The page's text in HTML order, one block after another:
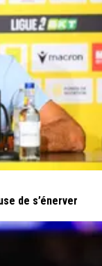
de s’énerver